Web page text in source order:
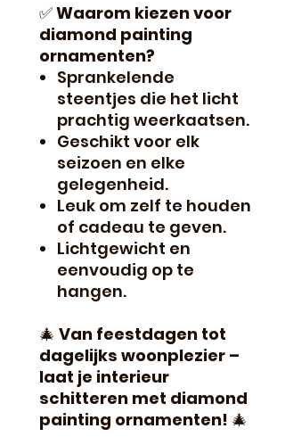
✅Waarom kiezen voor
diamond painting
ornamenten?
Sprankelende
steentjes die het licht
prachtig weerkaatsen.
Geschikt voor elk
seizoen en elke
gelegenheid.
Leuk om zelf te houden
of cadeau te geven.
Lichtgewicht en
eenvoudig op te
hangen.
🎄 Van feestdagen tot
dagelijks woonplezier –
laat je interieur
schitteren met diamond
painting ornamenten! 🎄